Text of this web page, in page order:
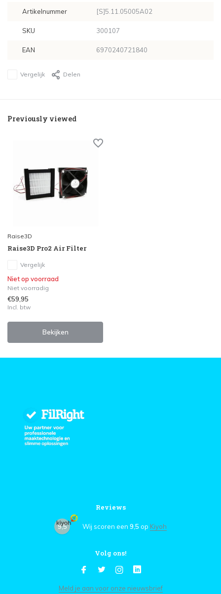
Artikelnummer [S]5.11.05005A02
SKU 300107
EAN 6970240721840
Vergelijk Delen
Previously viewed
Raise3D
Raise3D Pro2 Air Filter
Vergelijk
Niet op voorraad
Niet voorradig
€59,95
Incl. btw
Bekijken
Reviews
9,5 Wij scoren een 9,5 op Kiyoh
Volg ons!
Meld je aan voor onze nieuwsbrief